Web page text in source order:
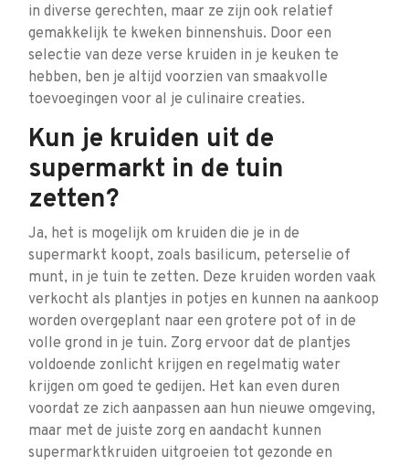
in diverse gerechten, maar ze zijn ook relatief
gemakkelijk te kweken binnenshuis. Door een
selectie van deze verse kruiden in je keuken te
hebben, ben je altijd voorzien van smaakvolle
toevoegingen voor al je culinaire creaties.
Kun je kruiden uit de
supermarkt in de tuin
zetten?
Ja, het is mogelijk om kruiden die je in de
supermarkt koopt, zoals basilicum, peterselie of
munt, in je tuin te zetten. Deze kruiden worden vaak
verkocht als plantjes in potjes en kunnen na aankoop
worden overgeplant naar een grotere pot of in de
volle grond in je tuin. Zorg ervoor dat de plantjes
voldoende zonlicht krijgen en regelmatig water
krijgen om goed te gedijen. Het kan even duren
voordat ze zich aanpassen aan hun nieuwe omgeving,
maar met de juiste zorg en aandacht kunnen
supermarktkruiden uitgroeien tot gezonde en